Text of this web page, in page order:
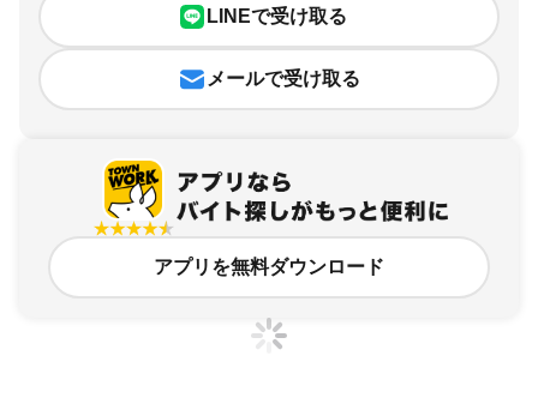
LINEで受け取る
メールで受け取る
アプリを無料ダウンロード